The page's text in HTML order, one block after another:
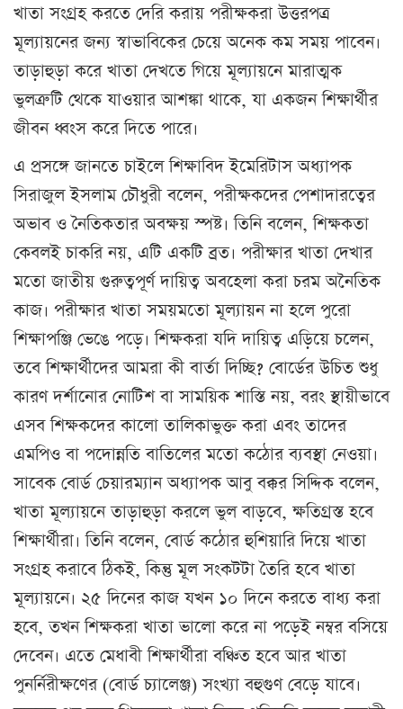
খাতা সংগ্রহ করতে দেরি করায় পরীক্ষকরা উত্তরপত্র
মূল্যায়নের জন্য স্বাভাবিকের চেয়ে অনেক কম সময় পাবেন।
তাড়াহুড়া করে খাতা দেখতে গিয়ে মূল্যায়নে মারাত্মক
ভুলত্রুটি থেকে যাওয়ার আশঙ্কা থাকে, যা একজন শিক্ষার্থীর
জীবন ধ্বংস করে দিতে পারে।
এ প্রসঙ্গে জানতে চাইলে শিক্ষাবিদ ইমেরিটাস অধ্যাপক
সিরাজুল ইসলাম চৌধুরী বলেন, পরীক্ষকদের পেশাদারত্বের
অভাব ও নৈতিকতার অবক্ষয় স্পষ্ট। তিনি বলেন, শিক্ষকতা
কেবলই চাকরি নয়, এটি একটি ব্রত। পরীক্ষার খাতা দেখার
মতো জাতীয় গুরুত্বপূর্ণ দায়িত্ব অবহেলা করা চরম অনৈতিক
কাজ। পরীক্ষার খাতা সময়মতো মূল্যায়ন না হলে পুরো
শিক্ষাপঞ্জি ভেঙে পড়ে। শিক্ষকরা যদি দায়িত্ব এড়িয়ে চলেন,
তবে শিক্ষার্থীদের আমরা কী বার্তা দিচ্ছি? বোর্ডের উচিত শুধু
কারণ দর্শানোর নোটিশ বা সাময়িক শাস্তি নয়, বরং স্থায়ীভাবে
এসব শিক্ষকদের কালো তালিকাভুক্ত করা এবং তাদের
এমপিও বা পদোন্নতি বাতিলের মতো কঠোর ব্যবস্থা নেওয়া।
সাবেক বোর্ড চেয়ারম্যান অধ্যাপক আবু বক্কর সিদ্দিক বলেন,
খাতা মূল্যায়নে তাড়াহুড়া করলে ভুল বাড়বে, ক্ষতিগ্রস্ত হবে
শিক্ষার্থীরা। তিনি বলেন, বোর্ড কঠোর হুশিয়ারি দিয়ে খাতা
সংগ্রহ করাবে ঠিকই, কিন্তু মূল সংকটটা তৈরি হবে খাতা
মূল্যায়নে। ২৫ দিনের কাজ যখন ১০ দিনে করতে বাধ্য করা
হবে, তখন শিক্ষকরা খাতা ভালো করে না পড়েই নম্বর বসিয়ে
দেবেন। এতে মেধাবী শিক্ষার্থীরা বঞ্চিত হবে আর খাতা
পুনর্নিরীক্ষণের (বোর্ড চ্যালেঞ্জ) সংখ্যা বহুগুণ বেড়ে যাবে।